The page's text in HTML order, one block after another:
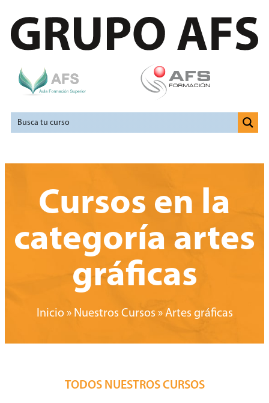
Cursos en la
categoría artes
gráficas
Inicio» Nuestros Cursos » Artes gráficas
TODOS NUESTROS CURSOS